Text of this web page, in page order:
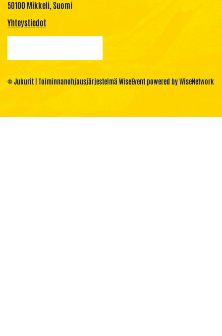
50100 Mikkeli, Suomi
Yhteystiedot
© Jukurit | Toiminnanohjausjärjestelmä WiseEventpowered byWiseNetwork